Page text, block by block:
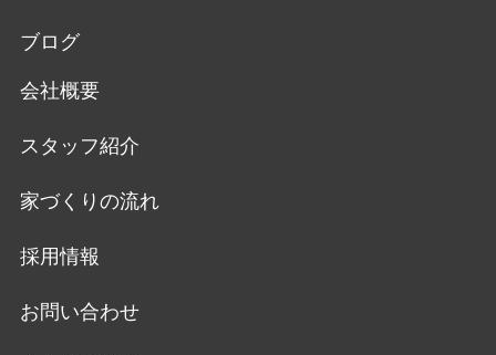
ブログ
会社概要
スタッフ紹介
家づくりの流れ
採用情報
お問い合わせ